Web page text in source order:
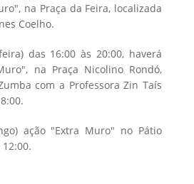
na Praça da Feira, localizada
Coelho.
das 16:00 às 20:00, haverá
na Praça Nicolino Rondó,
com a Professora Zin Taís
ação "Extra Muro" no Pátio
12:00.